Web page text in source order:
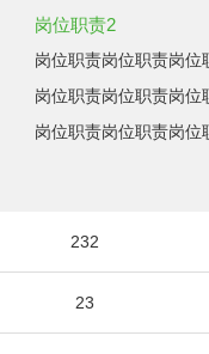
岗位职责2
岗位职责岗位职责岗
岗位职责岗位职责岗位
岗位职责岗位职责岗
232
23